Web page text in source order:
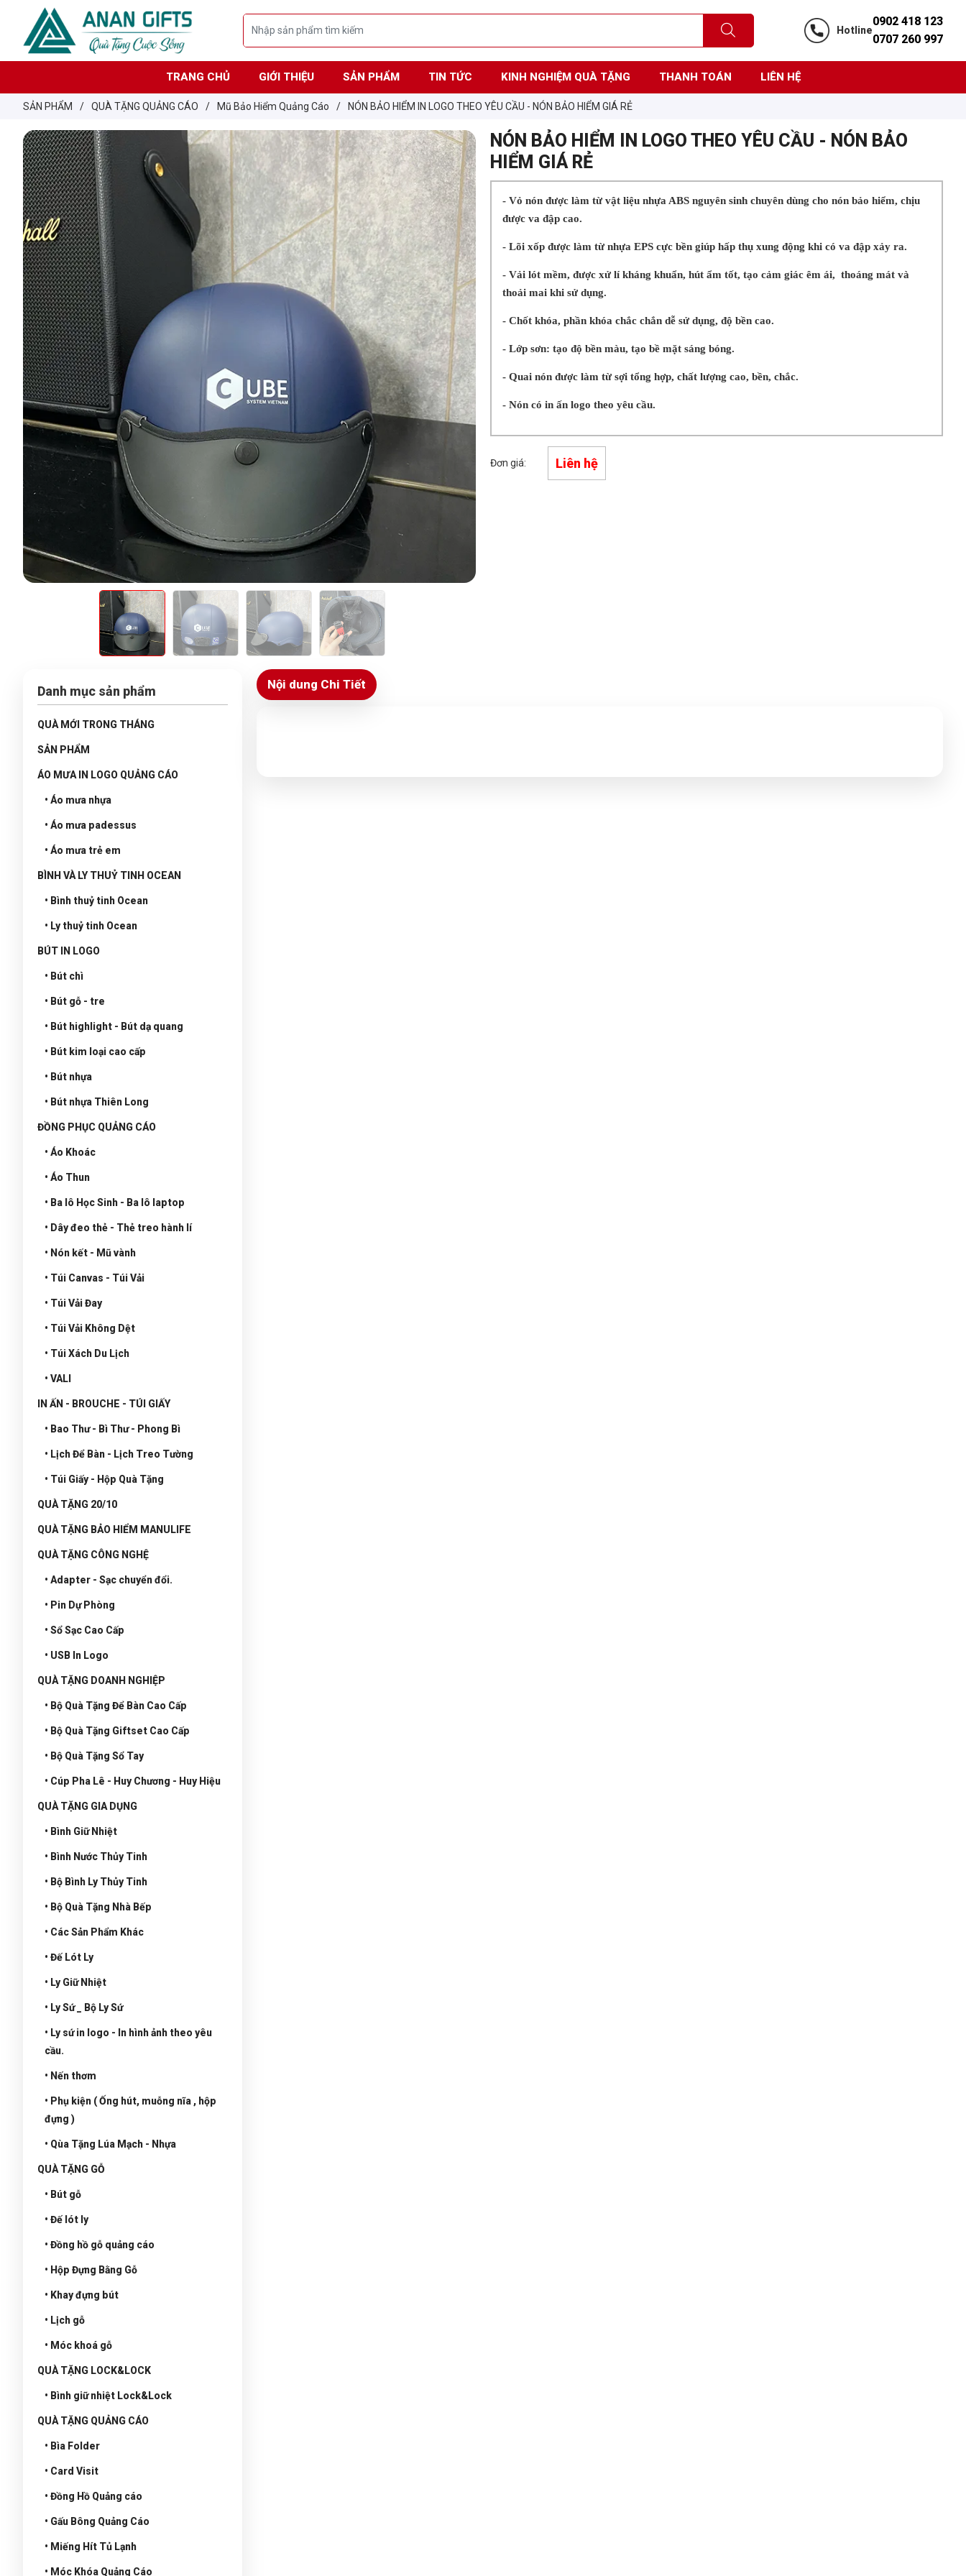
Hotline
0902 418 123
0707 260 997
TRANG CHỦ GIỚI THIỆU SẢN PHẨM TIN TỨC KINH NGHIỆM QUÀ TẶNG THANH TOÁN LIÊN HỆ
SẢN PHẨM / QUÀ TẶNG QUẢNG CÁO / Mũ Bảo Hiểm Quảng Cáo / NÓN BẢO HIỂM IN LOGO THEO YÊU CẦU - NÓN BẢO HIỂM GIÁ RẺ
NÓN BẢO HIỂM IN LOGO THEO YÊU CẦU - NÓN BẢO
HIỂM GIÁ RẺ
- Vỏ nón được làm từ vật liệu nhựa ABS nguyên sinh chuyên dùng cho nón bảo hiểm, chịu
được va đập cao.
- Lõi xốp được làm từ nhựa EPS cực bền giúp hấp thụ xung động khi có va đập xảy ra.
- Vải lót mềm, được xử lí kháng khuẩn, hút ẩm tốt, tạo cảm giác êm ái, thoáng mát và
thoải mai khi sử dụng.
- Chốt khóa, phần khóa chắc chắn dễ sử dụng, độ bền cao.
- Lớp sơn: tạo độ bền màu, tạo bề mặt sáng bóng.
- Quai nón được làm từ sợi tổng hợp, chất lượng cao, bền, chắc.
- Nón có in ấn logo theo yêu cầu.
Đơn giá: Liên hệ
Danh mục sản phẩm
QUÀ MỚI TRONG THÁNG
SẢN PHẨM
ÁO MƯA IN LOGO QUẢNG CÁO
• Áo mưa nhựa
• Áo mưa padessus
• Áo mưa trẻ em
BÌNH VÀ LY THUỶ TINH OCEAN
• Bình thuỷ tinh Ocean
• Ly thuỷ tinh Ocean
BÚT IN LOGO
• Bút chì
• Bút gỗ - tre
• Bút highlight - Bút dạ quang
• Bút kim loại cao cấp
• Bút nhựa
• Bút nhựa Thiên Long
ĐỒNG PHỤC QUẢNG CÁO
• Áo Khoác
• Áo Thun
• Ba lô Học Sinh - Ba lô laptop
• Dây đeo thẻ - Thẻ treo hành lí
• Nón kết - Mũ vành
• Túi Canvas - Túi Vải
• Túi Vải Đay
• Túi Vải Không Dệt
• Túi Xách Du Lịch
• VALI
IN ẤN - BROUCHE - TÚI GIẤY
• Bao Thư - Bì Thư - Phong Bì
• Lịch Để Bàn - Lịch Treo Tường
• Túi Giấy - Hộp Quà Tặng
QUÀ TẶNG 20/10
QUÀ TẶNG BẢO HIỂM MANULIFE
QUÀ TẶNG CÔNG NGHỆ
• Adapter - Sạc chuyển đổi.
• Pin Dự Phòng
• Sổ Sạc Cao Cấp
• USB In Logo
QUÀ TẶNG DOANH NGHIỆP
• Bộ Quà Tặng Để Bàn Cao Cấp
• Bộ Quà Tặng Giftset Cao Cấp
• Bộ Quà Tặng Sổ Tay
• Cúp Pha Lê - Huy Chương - Huy Hiệu
QUÀ TẶNG GIA DỤNG
• Bình Giữ Nhiệt
• Bình Nước Thủy Tinh
• Bộ Bình Ly Thủy Tinh
• Bộ Quà Tặng Nhà Bếp
• Các Sản Phẩm Khác
• Đế Lót Ly
• Ly Giữ Nhiệt
• Ly Sứ _ Bộ Ly Sứ
• Ly sứ in logo - In hình ảnh theo yêu
cầu.
• Nến thơm
• Phụ kiện ( Ống hút, muỗng nĩa , hộp
đựng )
• Qùa Tặng Lúa Mạch - Nhựa
QUÀ TẶNG GỖ
• Bút gỗ
• Đế lót ly
• Đồng hồ gỗ quảng cáo
• Hộp Đựng Bằng Gỗ
• Khay đựng bút
• Lịch gỗ
• Móc khoá gỗ
QUÀ TẶNG LOCK&LOCK
• Bình giữ nhiệt Lock&Lock
QUÀ TẶNG QUẢNG CÁO
• Bìa Folder
• Card Visit
• Đồng Hồ Quảng cáo
• Gấu Bông Quảng Cáo
• Miếng Hít Tủ Lạnh
• Móc Khóa Quảng Cáo
Nội dung Chi Tiết